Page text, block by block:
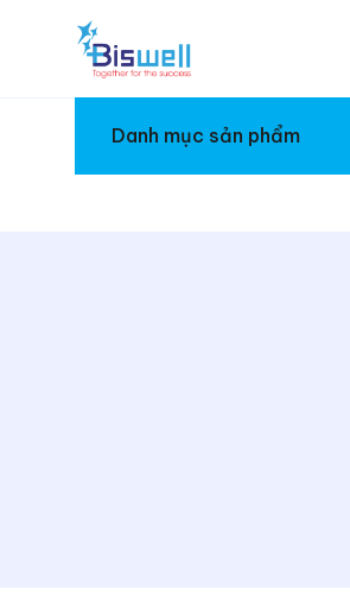
Danh mục sản phẩm